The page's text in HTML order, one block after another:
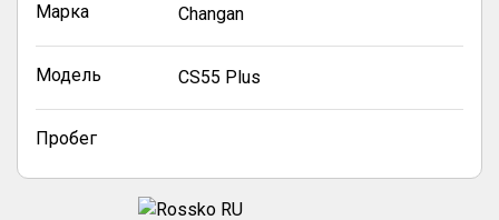
Марка Changan
Модель CS55 Plus
Пробег